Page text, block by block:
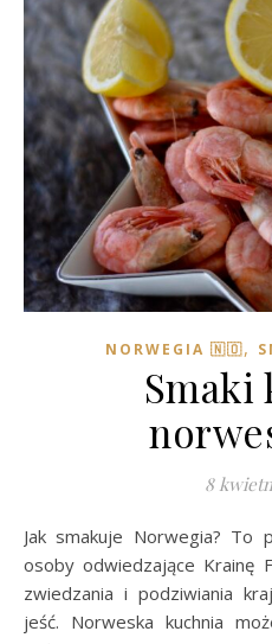
NORWEGIA 🇳🇴,
Smaki
8
Jak smakuje Norwegia? To pytanie często zadają sobie
osoby odwiedzające Krainę
zwiedzania i podziwiania
jeść. Norweska kuchnia